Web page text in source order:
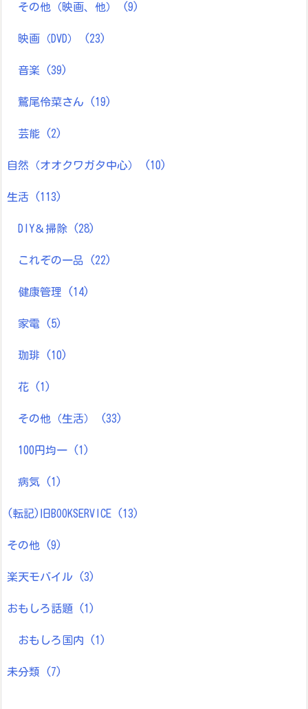
その他（映画、他） (9)
映画（DVD） (23)
音楽 (39)
鷲尾伶菜さん (19)
芸能 (2)
自然（オオクワガタ中心） (10)
生活 (113)
DIY＆掃除 (28)
これぞの一品 (22)
健康管理 (14)
家電 (5)
珈琲 (10)
花 (1)
その他（生活） (33)
100円均一 (1)
病気 (1)
(転記)旧BOOKSERVICE (13)
その他 (9)
楽天モバイル (3)
おもしろ話題 (1)
おもしろ国内 (1)
未分類 (7)